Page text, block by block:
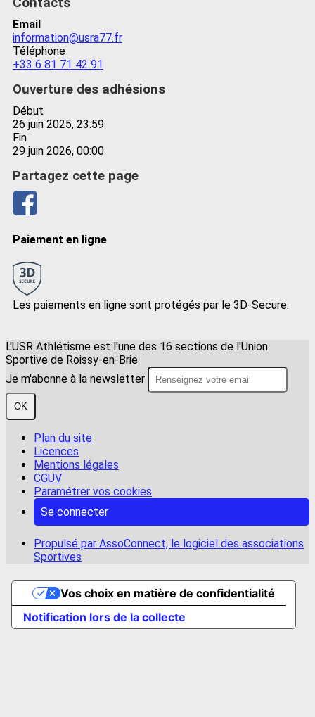
Email
information@usra77.fr
Téléphone
+33 6 81 71 42 91
Ouverture des adhésions
Début
26 juin 2025, 23:59
Fin
29 juin 2026, 00:00
Partagez cette page
Paiement en ligne
Les paiements en ligne sont protégés par le 3D-Secure.
L'USR Athlétisme est l'une des 16 sections de l'Union
Sportive de Roissy-en-Brie
Je m'abonne à la newsletter
OK
Plan du site
Licences
Mentions légales
CGUV
Paramétrer vos cookies
Se connecter
Propulsé par AssoConnect, le logiciel des associations
Sportives
Notification lors de la collecte
Vos choix en matière de confidentialité